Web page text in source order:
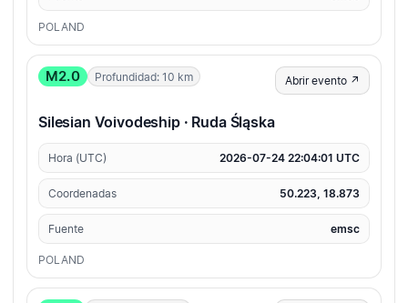
POLAND
M2.0 Profundidad: 10 km Abrir evento ↗
Silesian Voivodeship · Ruda Śląska
Hora (UTC) 2026-07-24 22:04:01 UTC
Coordenadas 50.223, 18.873
Fuente emsc
POLAND